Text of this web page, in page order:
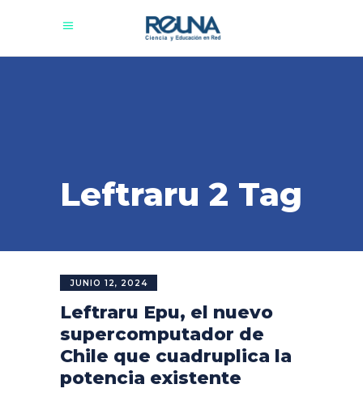
Leftraru 2 Tag
JUNIO 12, 2024
Leftraru Epu, el nuevo
supercomputador de
Chile que cuadruplica la
potencia existente